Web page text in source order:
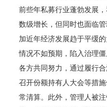
前些年私募行业蓬勃发展
数级增长，但同时也面临管
加近年经济发展趋于平缓
情况不如预期，陷入治理
各方共同努力，通过履行
召开份额持有人大会等措
常清算。此外，管理人被